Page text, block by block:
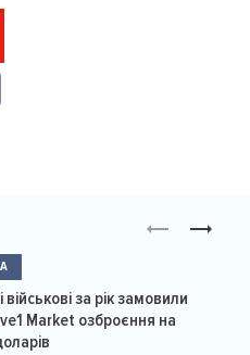
військові за рік замовили
Market озброєння на